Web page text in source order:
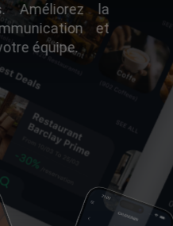
Améliorez la
communication et
de votre équipe.